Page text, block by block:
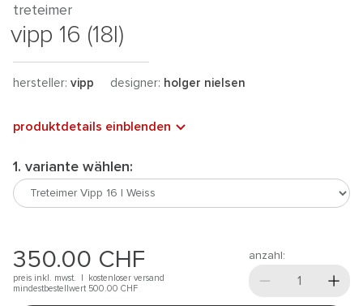
treteimer
vipp 16 (18l)
hersteller: vipp designer: holger nielsen
produktdetails einblenden
1. variante wählen:
350.00 CHF
preis inkl. mwst. |
kostenloser versand
mindestbestellwert 500.00 CHF
anzahl: